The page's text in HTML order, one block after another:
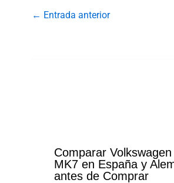
← Entrada anterior
Comparar
MK7 en España y
antes de Comprar